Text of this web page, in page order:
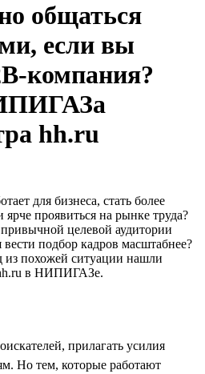
общаться
если вы
компания?
hh.ru
для бизнеса, стать более
проявиться на рынке труда?
целевой аудитории
вести подбор кадров масштабнее?
из похожей ситуации нашли
в НИПИГАЗе.
прилагать усилия
Но тем, которые работают